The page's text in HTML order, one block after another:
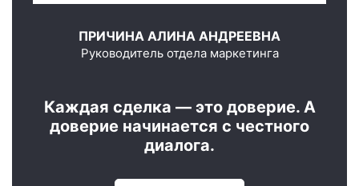
ПРИЧИНА АЛИНА АНДРЕЕВНА
Руководитель отдела маркетинга
Каждая сделка — это доверие. А
доверие начинается с честного
диалога.